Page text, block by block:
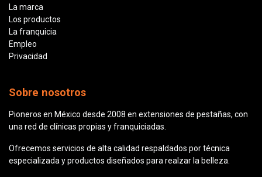
La marca
Los productos
La franquicia
Empleo
Privacidad
Sobre nosotros
Pioneros en México desde 2008 en extensiones de pestañas, con
una red de clínicas propias y franquiciadas.
Ofrecemos servicios de alta calidad respaldados por técnica
especializada y productos diseñados para realzar la belleza.